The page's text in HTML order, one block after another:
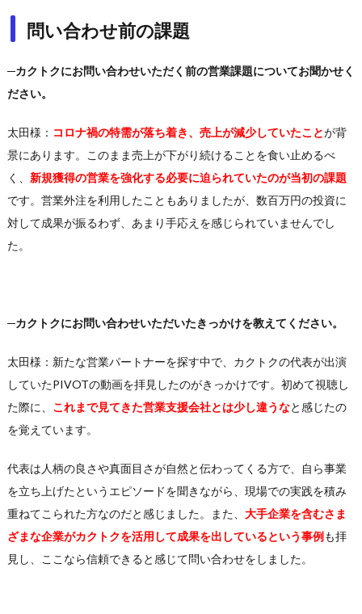
問い合わせ前の課題
─カクトクにお問い合わせいただく前の営業課題についてお聞かせく
ださい。
太田様： コロナ禍の特需が落ち着き、売上が減少していたことが背
景にあります。このまま売上が下がり続けることを食い止めるべ
く、 新規獲得の営業を強化する必要に迫られていたのが当初の課題
です。営業外注を利用したこともありましたが、数百万円の投資に
対して成果が振るわず、あまり手応えを感じられていませんでし
た。
─カクトクにお問い合わせいただいたきっかけを教えてください。
太田様：新たな営業パートナーを探す中で、カクトクの代表が出演
していたPIVOTの動画を拝見したのがきっかけです。初めて視聴し
た際に、 これまで見てきた営業支援会社とは少し違うなと感じたの
を覚えています。
代表は人柄の良さや真面目さが自然と伝わってくる方で、自ら事業
を立ち上げたというエピソードを聞きながら、現場での実践を積み
重ねてこられた方なのだと感じました。また、 大手企業を含むさま
ざまな企業がカクトクを活用して成果を出しているという事例も拝
見し、ここなら信頼できると感じて問い合わせをしました。